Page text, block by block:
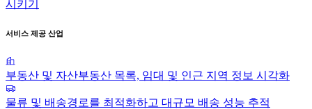
시키기
서비스 제공 산업
부동산 및 자산부동산 목록, 임대 및 인근 지역 정보 시각화
물류 및 배송경로를 최적화하고 대규모 배송 성능 추적